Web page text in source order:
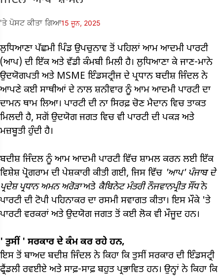
'ਤੇ ਪੋਸਟ ਕੀਤਾ ਗਿਆ15 ਜੂਨ, 2025
ਲੁਧਿਆਣਾ ਪੱਛਮੀ ਪਿੰਡ ਉਪਚੁਨਾਵ ਤੋਂ ਪਹਿਲਾਂ ਆਮ ਆਦਮੀ ਪਾਰਟੀ
(ਆਪ) ਦੀ ਇੱਕ ਅਤੇ ਵੱਡੀ ਕੰਮਬੀ ਮਿਲੀ ਹੈ। ਲੁਧਿਆਣਾ ਕੇ ਜਾਣ-ਮਾਨੇ
ਉਦਯੋਗਪਤੀ ਅਤੇ MSME ਇੰਡਸਟ੍ਰੀਜ ਦੇ ਪ੍ਰਧਾਨ ਬਦੀਸ਼ ਜਿੰਦਲ ਨੇ
ਆਪਣੇ ਕਈ ਸਾਥੀਆਂ ਦੇ ਨਾਲ ਸ਼ਨੀਵਾਰ ਨੂੰ ਆਮ ਆਦਮੀ ਪਾਰਟੀ ਦਾ
ਦਾਮਨ ਥਾਮ ਲਿਆ। ਪਾਰਟੀ ਦੀ ਨਾ ਸਿਰਫ਼ ਚੋਣ ਮੈਦਾਨ ਵਿਚ ਤਾਕਤ
ਮਿਲਦੀ ਹੈ, ਸਗੋਂ ਉਦਯੋਗ ਜਗਤ ਵਿਚ ਵੀ ਪਾਰਟੀ ਦੀ ਪਕੜ ਅਤੇ
ਮਜ਼ਬੂਤੀ ਹੁੰਦੀ ਹੈ।
ਬਦੀਸ਼ ਜਿੰਦਲ ਨੂੰ ਆਮ ਆਦਮੀ ਪਾਰਟੀ ਵਿੱਚ ਸ਼ਾਮਲ ਕਰਨ ਲਈ ਇੱਕ
ਵਿਸ਼ੇਸ਼ ਪ੍ਰੋਗਰਾਮ ਦੀ ਪੇਸ਼ਕਾਰੀ ਕੀਤੀ ਗਈ, ਜਿਸ ਵਿੱਚ 'ਆਪ' ਪੰਜਾਬ ਦੇ
ਪ੍ਰਦੇਸ਼ ਪ੍ਰਧਾਨ ਅਮਨ ਅਰੋੜਾਅਤੇ ਕੈਬਿਨੇਟ ਮੰਤਰੀ ਨੌਜਵਾਨਪ੍ਰੀਤ ਸੌਂਧਨੇ
ਪਾਰਟੀ ਦੀ ਟੋਪੀ ਪਹਿਨਾਕਰ ਦਾ ਰਸਮੀ ਸਵਾਗਤ ਕੀਤਾ। ਇਸ ਮੌਕੇ 'ਤੇ
ਪਾਰਟੀ ਵਰਕਰਾਂ ਅਤੇ ਉਦਯੋਗ ਜਗਤ ਤੋਂ ਕਈ ਲੋਕ ਵੀ ਮੌਜੂਦ ਹਨ।
' ਤੁਸੀਂ ' ਸਰਕਾਰ ਦੇ ਕੰਮ ਕਰ ਰਹੇ ਹਨ,
ਇਸ ਤੋਂ ਬਾਅਦ ਬਦੀਸ਼ ਜਿੰਦਲ ਨੇ ਕਿਹਾ ਕਿ ਤੁਸੀਂ ਸਰਕਾਰ ਦੀ ਇੰਡਸਟ੍ਰੀ
ਫ੍ਰੈਂਡਲੀ ਰਵਈਏ ਅਤੇ ਸਾਫ਼-ਸਾਫ਼ ਬਹੁਤ ਪ੍ਰਭਾਵਿਤ ਹਨ। ਉਨ੍ਹਾਂ ਨੇ ਕਿਹਾ ਕਿ